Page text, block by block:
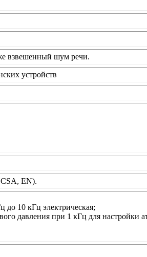
взвешенный шум речи.
устройств
EN).
до 10 кГц электрическая;
давления при 1 кГц для настройки